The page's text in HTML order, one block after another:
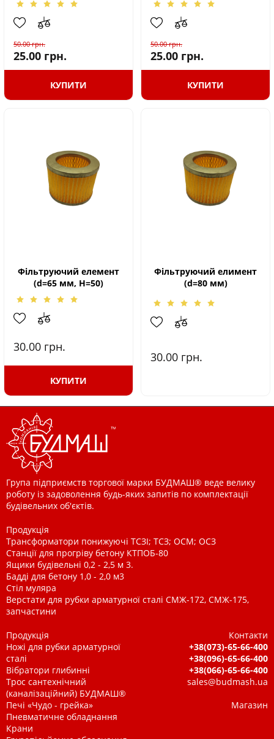
50.00грн.
25.00 грн.
КУПИТИ
50.00грн.
25.00 грн.
КУПИТИ
Фільтруючий елемент
(d=65 мм, Н=50)
30.00 грн.
КУПИТИ
Фільтруючий елимент
(d=80 мм)
30.00 грн.
Група підприємств торгової марки БУДМАШ® веде велику
роботу із задоволення будь-яких запитів по комплектації
будівельних об'єктів.
Продукція
Трансформатори понижуючі ТСЗІ; ТСЗ; ОСМ; ОСЗ
Станції для прогріву бетону КТПОБ-80
Ящики будівельні 0,2 - 2,5 м 3.
Бадді для бетону 1,0 - 2,0 м3
Стіл муляра
Верстати для рубки арматурної сталі СМЖ-172, СМЖ-175,
запчастини
Продукція
Ножі для рубки арматурної
сталі
Вібратори глибинні
Трос сантехнічний
(каналізаційний) БУДМАШ®
Печі «Чудо - грейка»
Пневматичне обладнання
Крани
Контакти
+38(073)-65-66-400
+38(096)-65-66-400
+38(066)-65-66-400
sales@budmash.ua
Магазин